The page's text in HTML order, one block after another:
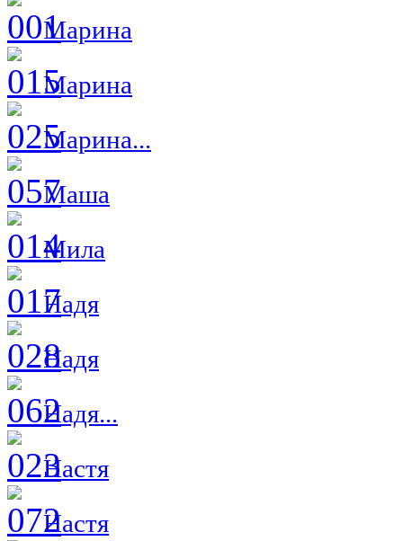
Марина
Марина
Марина...
Маша
Мила
Надя
Надя
Надя...
Настя
Настя